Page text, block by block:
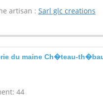
artisan : Sarl glc creations
du maine Ch�teau-
44